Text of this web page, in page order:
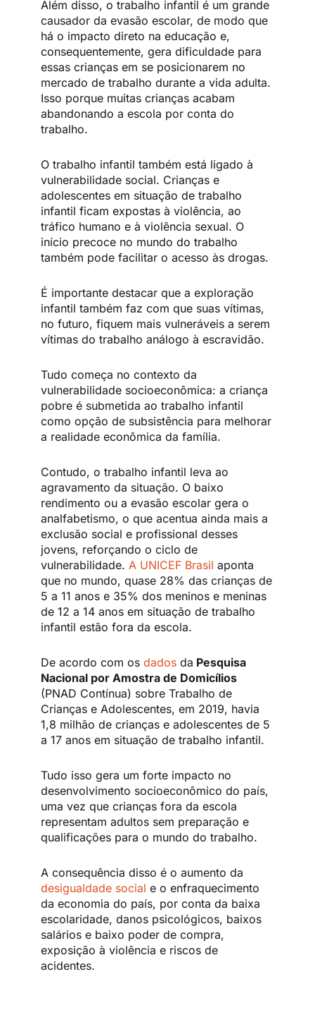
Além disso, o trabalho infantil é um grande
causador da evasão escolar, de modo que
há o impacto direto na educação e,
consequentemente, gera dificuldade para
essas crianças em se posicionarem no
mercado de trabalho durante a vida adulta.
Isso porque muitas crianças acabam
abandonando a escola por conta do
trabalho.
O trabalho infantil também está ligado à
vulnerabilidade social. Crianças e
adolescentes em situação de trabalho
infantil ficam expostas à violência, ao
tráfico humano e à violência sexual. O
início precoce no mundo do trabalho
também pode facilitar o acesso às drogas.
É importante destacar que a exploração
infantil também faz com que suas vítimas,
no futuro, fiquem mais vulneráveis a serem
vítimas do trabalho análogo à escravidão.
Tudo começa no contexto da
vulnerabilidade socioeconômica: a criança
pobre é submetida ao trabalho infantil
como opção de subsistência para melhorar
a realidade econômica da família.
Contudo, o trabalho infantil leva ao
agravamento da situação. O baixo
rendimento ou a evasão escolar gera o
analfabetismo, o que acentua ainda mais a
exclusão social e profissional desses
jovens, reforçando o ciclo de
vulnerabilidade. A UNICEF Brasil aponta
que no mundo, quase 28% das crianças de
5 a 11 anos e 35% dos meninos e meninas
de 12 a 14 anos em situação de trabalho
infantil estão fora da escola.
De acordo com osdados da Pesquisa
Nacional por Amostra de Domicílios
(PNAD Contínua) sobre Trabalho de
Crianças e Adolescentes, em 2019, havia
1,8 milhão de crianças e adolescentes de 5
a 17 anos em situação de trabalho infantil.
Tudo isso gera um forte impacto no
desenvolvimento socioeconômico do país,
uma vez que crianças fora da escola
representam adultos sem preparação e
qualificações para o mundo do trabalho.
A consequência disso é o aumento da
desigualdade social e o enfraquecimento
da economia do país, por conta da baixa
escolaridade, danos psicológicos, baixos
salários e baixo poder de compra,
exposição à violência e riscos de
acidentes.